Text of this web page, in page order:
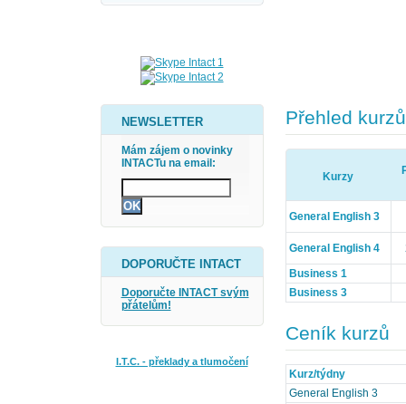
NEWSLETTER
Mám zájem o novinky
INTACTu na email:
DOPORUČTE INTACT
Doporučte INTACT svým
přátelům!
I.T.C. - překlady a tlumočení
Přehled kurzů
Kurzy
General English 3
General English 4
Business 1
Business 3
Ceník kurzů
Kurz/týdny
General English 3